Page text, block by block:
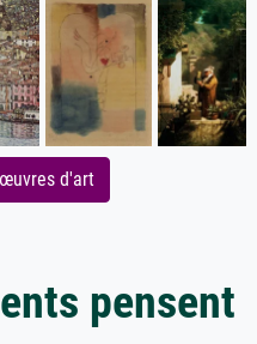
d'art
pensent